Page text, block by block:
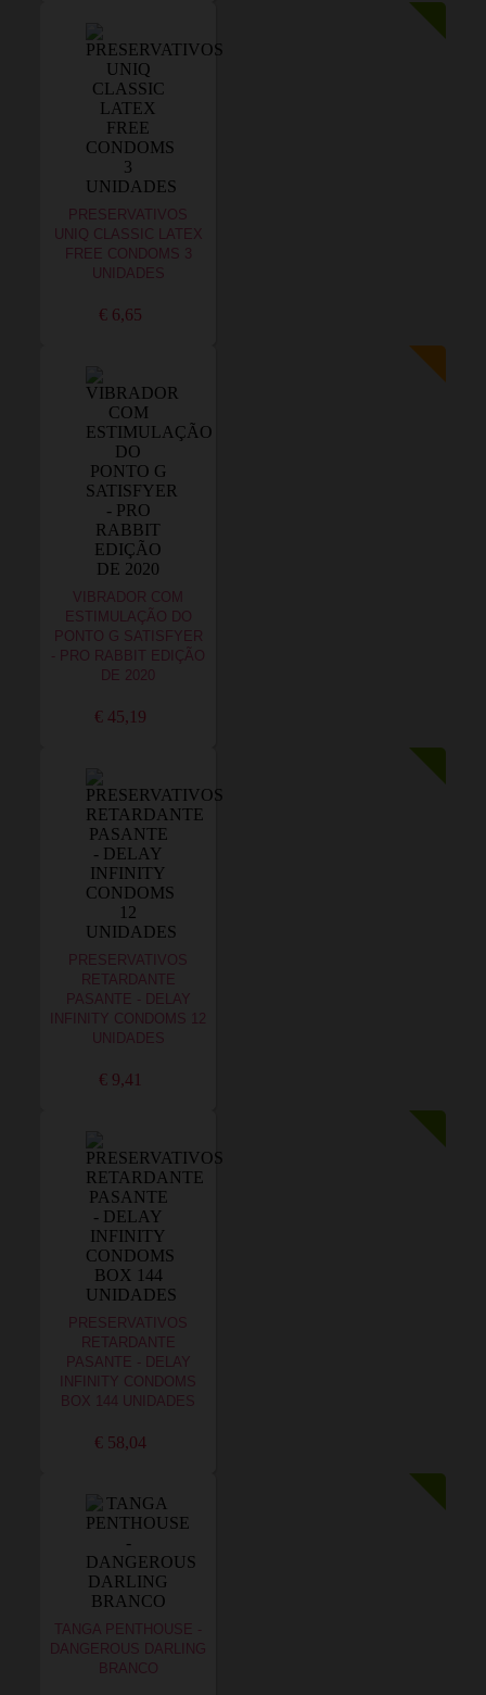
PRESERVATIVOS
UNIQ CLASSIC LATEX
FREE CONDOMS 3
UNIDADES
€ 6,65
VIBRADOR COM
ESTIMULAÇÃO DO
PONTO G SATISFYER
- PRO RABBIT EDIÇÃO
DE 2020
€ 45,19
PRESERVATIVOS
RETARDANTE
PASANTE - DELAY
INFINITY CONDOMS 12
UNIDADES
€ 9,41
PRESERVATIVOS
RETARDANTE
PASANTE - DELAY
INFINITY CONDOMS
BOX 144 UNIDADES
€ 58,04
TANGA PENTHOUSE -
DANGEROUS DARLING
BRANCO